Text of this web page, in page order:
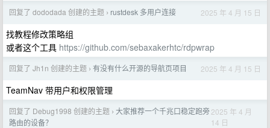
回复了 dododada 创建的主题 › rustdesk 多用户连接 2025 年 4 月 15 日
找教程修改策略组
或者这个工具 https://github.com/sebaxakerhtc/rdpwrap
回复了 Jh1n 创建的主题 › 有没有什么开源的导航页项目 2025 年 4 月 15 日
TeamNav 带用户和权限管理
回复了 Debug1998 创建的主题 › 大家推荐一个千兆口稳定跑旁
路由的设备？
2025 年 4 月
14 日